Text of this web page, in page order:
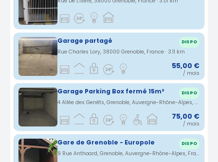
Garage partagé DISPO
Rue Charles Lory, 38000 Grenoble, France · 3.11 km
55,00 €
/ mois
Garage Parking Box fermé 15m² DISPO
4 Allée des Genêts, Grenoble, Auvergne-Rhône-Alpes, France · 3.22 km
75,00 €
/ mois
Gare de Grenoble - Europole DISPO
9 Rue Anthoard, Grenoble, Auvergne-Rhône-Alpes, France · 3.27 km